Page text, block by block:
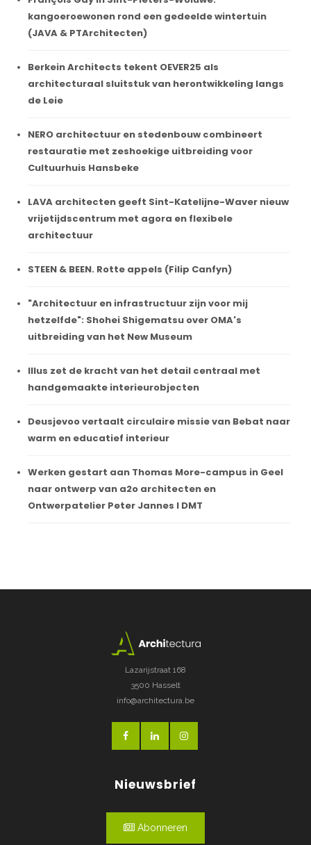
kangoeroewonen rond een gedeelde wintertuin
(JAVA & PTArchitecten)
Berkein Architects tekent OEVER25 als
architecturaal sluitstuk van herontwikkeling langs
de Leie
NERO architectuur en stedenbouw combineert
restauratie met zeshoekige uitbreiding voor
Cultuurhuis Hansbeke
LAVA architecten geeft Sint-Katelijne-Waver nieuw
vrijetijdscentrum met agora en flexibele
architectuur
STEEN & BEEN. Rotte appels (Filip Canfyn)
"Architectuur en infrastructuur zijn voor mij
hetzelfde": Shohei Shigematsu over OMA's
uitbreiding van het New Museum
Illus zet de kracht van het detail centraal met
handgemaakte interieurobjecten
Deusjevoo vertaalt circulaire missie van Bebat naar
warm en educatief interieur
Werken gestart aan Thomas More-campus in Geel
naar ontwerp van a2o architecten en
Ontwerpatelier Peter Jannes I DMT
Lazarijstraat 168
3500 Hasselt
info@architectura.be
Nieuwsbrief
Abonneren